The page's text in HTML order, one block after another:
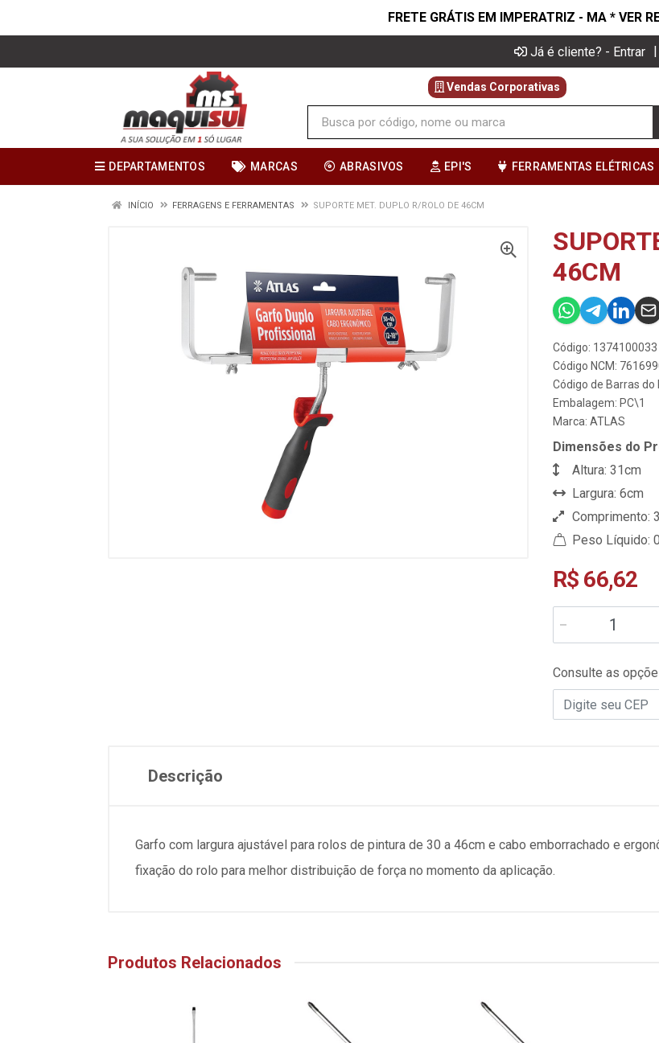
FRETE GRÁTIS EM IMPERATRIZ - MA * VER
Já é cliente? - Entrar |
Vendas Corporativas
DEPARTAMENTOS MARCAS ABRASIVOS EPI'S FERRAMENTAS ELÉTRICAS
INÍCIO FERRAGENS E FERRAMENTAS SUPORTE MET. DUPLO R/ROLO DE 46CM
46CM
Código: 1374100033
Código NCM:
Código de Barras
Embalagem: PC\1
Marca: ATLAS
Dimensões do
Altura: 31cm
Largura: 6cm
Comprimento:
Peso Líquido:
R$ 66,62
Consulte as
Descrição
Garfo com largura ajustável para rolos de pintura de 30 a 46cm e cabo emborrachado e
fixação do rolo para melhor distribuição de força no momento da aplicação.
Produtos Relacionados